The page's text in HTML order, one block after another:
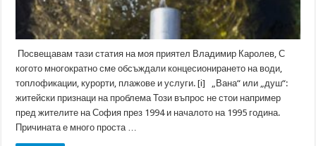
Посвещавам тази статия на моя приятел Владимир Каролев, С
когото многократно сме обсъждали концесионирането на води,
топлофикации, курорти, плажове и услуги. [i] „Вана“ или „душ“:
житейски признаци на проблема Този въпрос не стои например
пред жителите на София през 1994 и началото на 1995 година.
Причината е много проста …